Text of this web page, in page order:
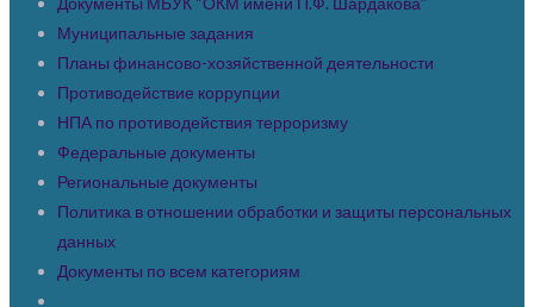
Муниципальные задания
Планы финансово-хозяйственной деятельности
Противодействие коррупции
НПА по противодействия терроризму
Федеральные документы
Региональные документы
Политика в отношении обработки и защиты персональных
данных
Документы по всем категориям